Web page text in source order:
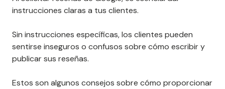
instrucciones claras a tus clientes.
Sin instrucciones específicas, los clientes pueden
sentirse inseguros o confusos sobre cómo escribir y
publicar sus reseñas.
Estos son algunos consejos sobre cómo proporcionar